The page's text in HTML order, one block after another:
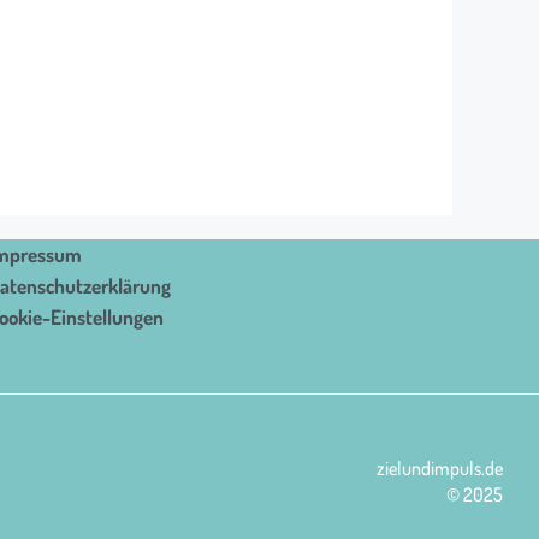
Einstellungen
zielundimpuls.de
© 2025